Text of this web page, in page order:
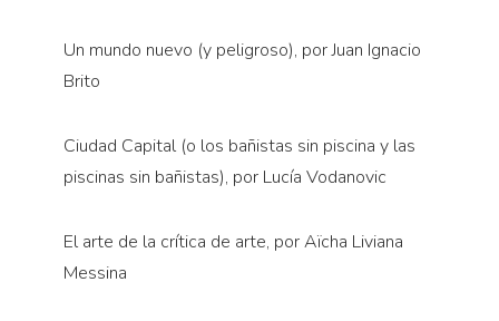
Un mundo nuevo (y peligroso), por Juan Ignacio
Brito
Ciudad Capital (o los bañistas sin piscina y las
piscinas sin bañistas), por Lucía Vodanovic
El arte de la crítica de arte, por Aïcha Liviana
Messina